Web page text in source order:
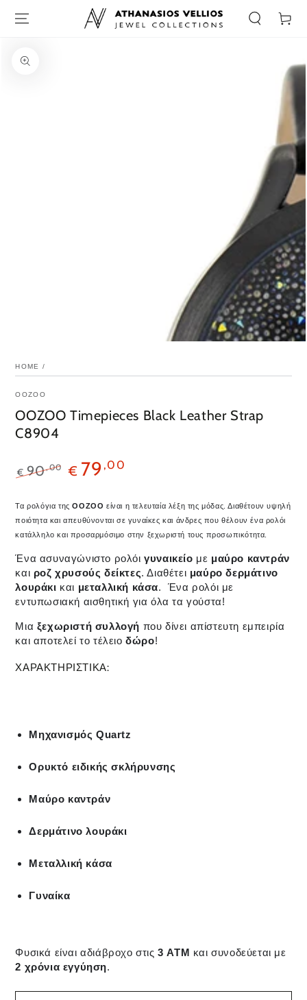
Καλάθι
HOME /
OOZOO
OOZOO Timepieces Black Leather Strap
C8904
€90,00 € 79 ,00
Τα ρολόγια τηςOOZOO είναι η τελευταία λέξη της μόδας. Διαθέτουν υψηλή
ποιότητα και απευθύνονται σε γυναίκες και άνδρες που θέλουν ένα ρολόι
κατάλληλο και προσαρμόσιμο στην ξεχωριστή τους προσωπικότητα.
Ένα ασυναγώνιστο ρολόιγυναικείο με μαύρο καντράν
και ροζ χρυσούς δείκτες. Διαθέτει μαύροδερμάτινο
λουράκι και μεταλλική κάσα. Ένα ρολόι με
εντυπωσιακή αισθητική για όλα τα γούστα!
Μια ξεχωριστή συλλογή που δίνει απίστευτη εμπειρία
και αποτελεί το τέλειοδώρο!
ΧΑΡΑΚΤΗΡΙΣΤΙΚΑ:
Μηχανισμός Quartz
Ορυκτό ειδικής σκλήρυνσης
Μαύρο καντράν
Δερμάτινο λουράκι
Μεταλλική κάσα
Γυναίκα
Φυσικά είναι αδιάβροχο στις3 ATM και συνοδεύεται με
2 χρόνια εγγύηση.